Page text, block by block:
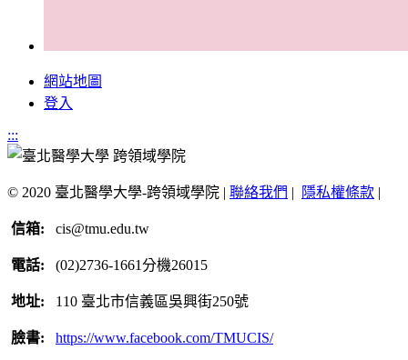
網站地圖
登入
:::
© 2020 臺北醫學大學-跨領域學院 | 聯絡我們 | 隱私權條款 |
信箱: cis@tmu.edu.tw
電話: (02)2736-1661分機26015
地址: 110 臺北市信義區吳興街250號
臉書: https://www.facebook.com/TMUCIS/